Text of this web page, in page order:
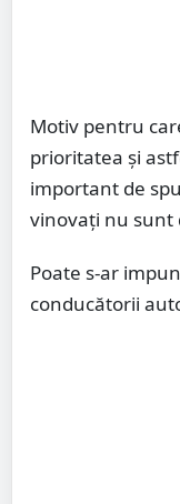
Motiv pentru
prioritatea și
important de
vinovați nu sunt
Poate s-ar
conducătorii